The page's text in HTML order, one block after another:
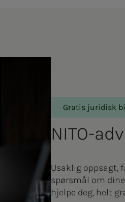
Gratis juridisk
NITO-
Usaklig oppsagt,
spørsmål om
hjelpe deg, helt